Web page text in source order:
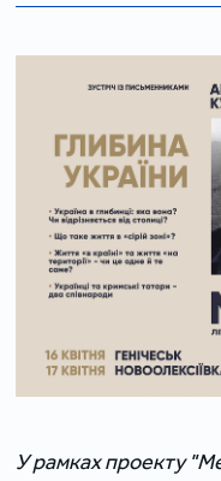
У рамках проекту